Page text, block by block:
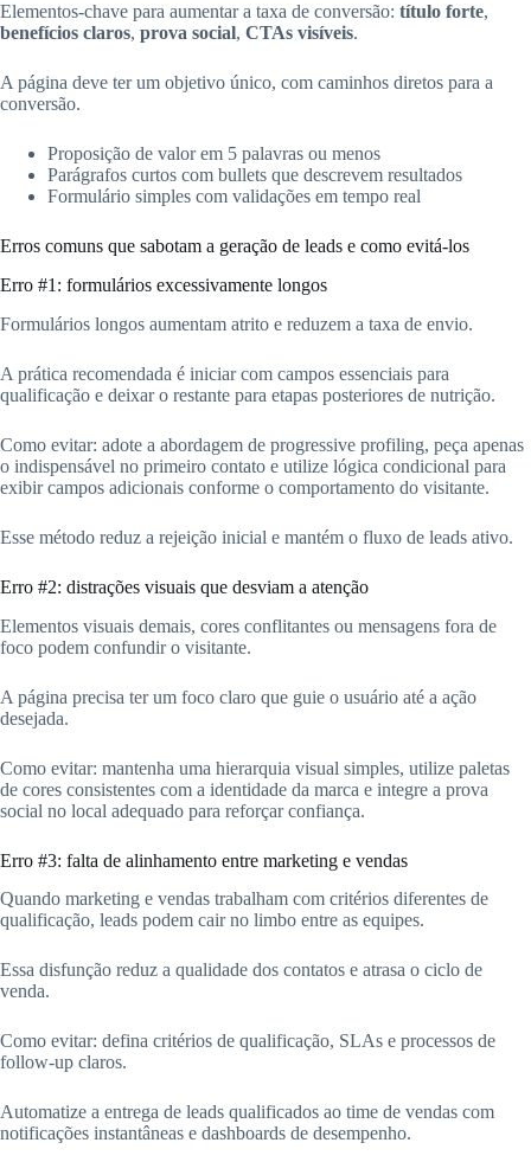
Elementos-chave para aumentar a taxa de conversão: título forte,
benefícios claros, prova social, CTAs visíveis.
A página deve ter um objetivo único, com caminhos diretos para a
conversão.
Proposição de valor em 5 palavras ou menos
Parágrafos curtos com bullets que descrevem resultados
Formulário simples com validações em tempo real
Erros comuns que sabotam a geração de leads e como evitá-los
Erro #1: formulários excessivamente longos
Formulários longos aumentam atrito e reduzem a taxa de envio.
A prática recomendada é iniciar com campos essenciais para
qualificação e deixar o restante para etapas posteriores de nutrição.
Como evitar: adote a abordagem de progressive profiling, peça apenas
o indispensável no primeiro contato e utilize lógica condicional para
exibir campos adicionais conforme o comportamento do visitante.
Esse método reduz a rejeição inicial e mantém o fluxo de leads ativo.
Erro #2: distrações visuais que desviam a atenção
Elementos visuais demais, cores conflitantes ou mensagens fora de
foco podem confundir o visitante.
A página precisa ter um foco claro que guie o usuário até a ação
desejada.
Como evitar: mantenha uma hierarquia visual simples, utilize paletas
de cores consistentes com a identidade da marca e integre a prova
social no local adequado para reforçar confiança.
Erro #3: falta de alinhamento entre marketing e vendas
Quando marketing e vendas trabalham com critérios diferentes de
qualificação, leads podem cair no limbo entre as equipes.
Essa disfunção reduz a qualidade dos contatos e atrasa o ciclo de
venda.
Como evitar: defina critérios de qualificação, SLAs e processos de
follow-up claros.
Automatize a entrega de leads qualificados ao time de vendas com
notificações instantâneas e dashboards de desempenho.